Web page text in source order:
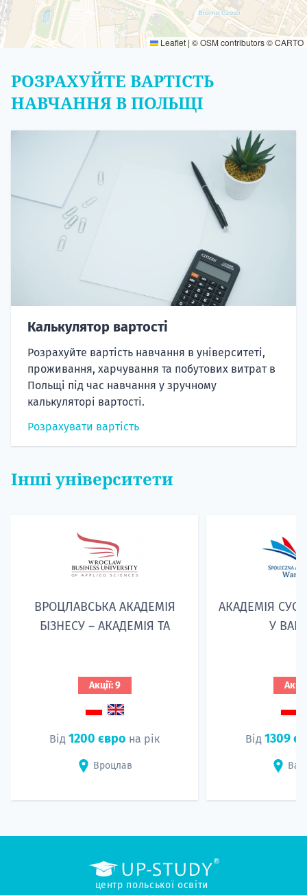
Leaflet | ©OSMcontributors ©CARTO
РОЗРАХУЙТЕ ВАРТІСТЬ
НАВЧАННЯ В ПОЛЬЩІ
Калькулятор вартості
Розрахуйте вартість навчання в університеті,
проживання, харчування та побутових витрат в
Польщі під час навчання у зручному
калькуляторі вартості.
Розрахувати вартість
Інші університети
ВРОЦЛАВСЬКА АКАДЕМІЯ
БІЗНЕСУ – АКАДЕМІЯ TA
Акції: 9
Від 1200 євро на рік
Вроцлав
АКАДЕМІЯ
У
Від 1309
центр польської освіти